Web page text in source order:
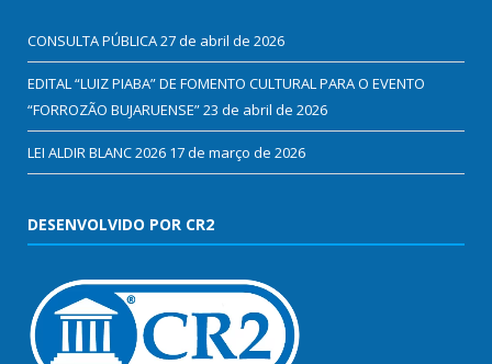
CONSULTA PÚBLICA27 de abril de 2026
EDITAL “LUIZ PIABA” DE FOMENTO CULTURAL PARA O EVENTO
“FORROZÃO BUJARUENSE”23 de abril de 2026
LEI ALDIR BLANC 2026 17 de março de 2026
DESENVOLVIDO POR CR2